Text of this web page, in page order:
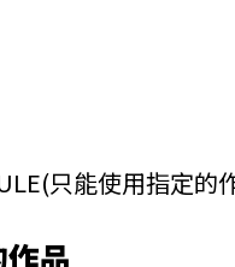
(只能使用指定的
品